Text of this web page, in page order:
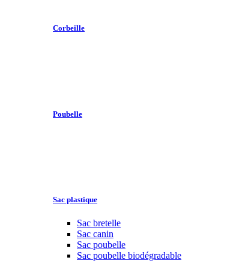
Corbeille
Poubelle
Sac plastique
Sac bretelle
Sac canin
Sac poubelle
Sac poubelle biodégradable